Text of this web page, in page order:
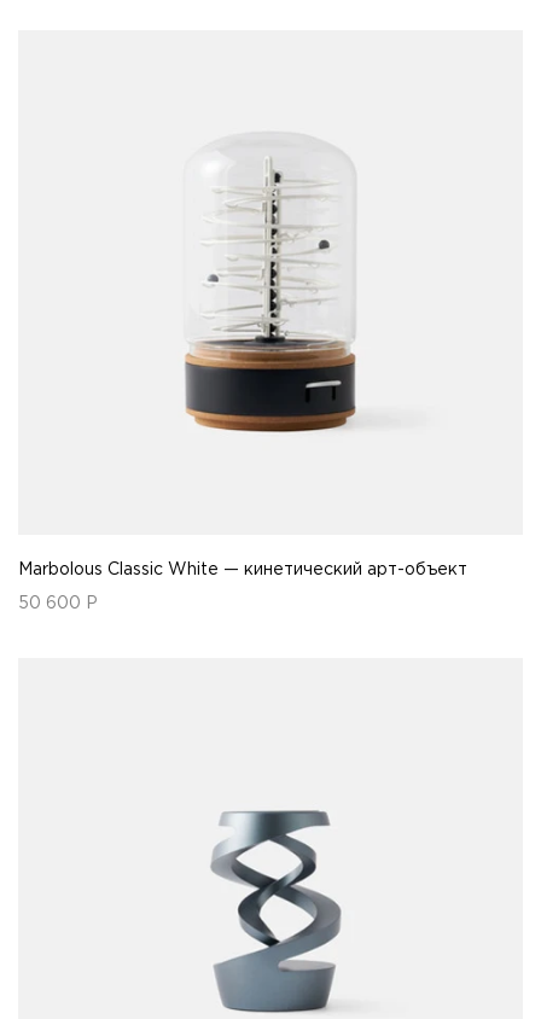
Marbolous Classic White — кинетический арт-объект
50 600 Р